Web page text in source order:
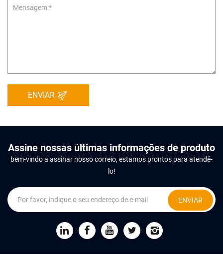
ENVIAR
Assine nossas últimas informações de produto
bem-vindo a assinar nosso correio, estamos prontos para atendê-
lo!
ENVIAR